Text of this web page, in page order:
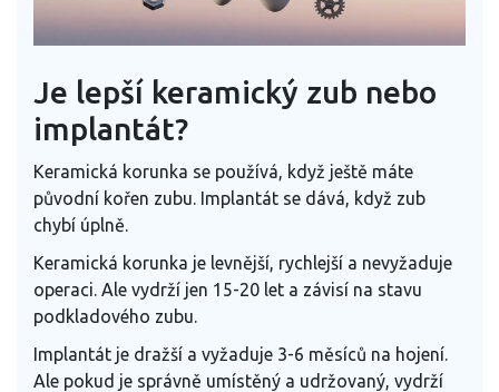
Je lepší keramický zub nebo
implantát?
Keramická korunka se používá, když ještě máte
původní kořen zubu. Implantát se dává, když zub
chybí úplně.
Keramická korunka je levnější, rychlejší a nevyžaduje
operaci. Ale vydrží jen 15-20 let a závisí na stavu
podkladového zubu.
Implantát je dražší a vyžaduje 3-6 měsíců na hojení.
Ale pokud je správně umístěný a udržovaný, vydrží